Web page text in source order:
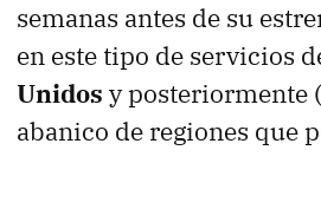
semanas antes de su
en este tipo de servicios
Unidos y posteriormente
abanico de regiones que